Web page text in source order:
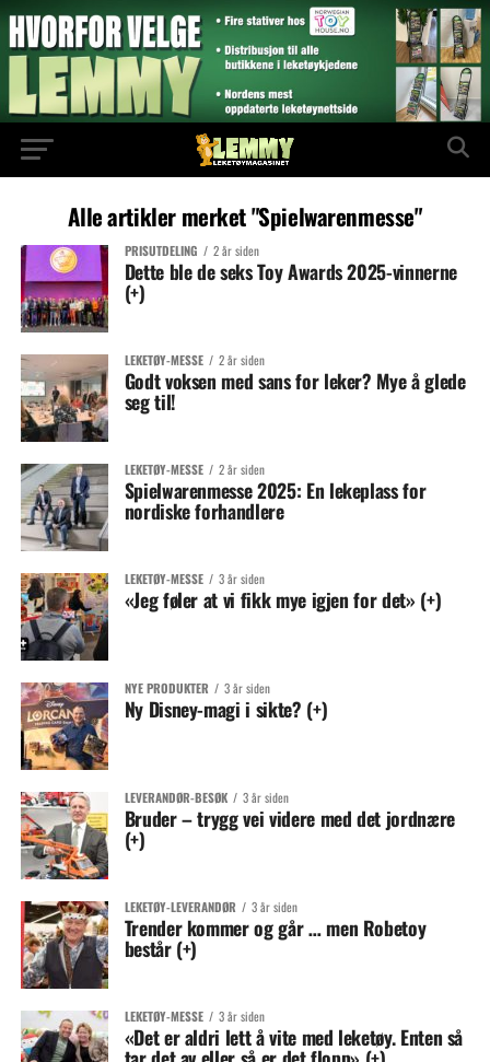
Alle artikler merket "Spielwarenmesse"
PRISUTDELING 2 år siden
Dette ble de seks Toy Awards 2025-vinnerne
(+)
LEKETØY-MESSE 2 år siden
Godt voksen med sans for leker? Mye å glede
seg til!
LEKETØY-MESSE 2 år siden
Spielwarenmesse 2025: En lekeplass for
nordiske forhandlere
LEKETØY-MESSE 3 år siden
«Jeg føler at vi fikk mye igjen for det» (+)
NYE PRODUKTER 3 år siden
Ny Disney-magi i sikte? (+)
LEVERANDØR-BESØK 3 år siden
Bruder – trygg vei videre med det jordnære
(+)
LEKETØY-LEVERANDØR 3 år siden
Trender kommer og går … men Robetoy
består (+)
LEKETØY-MESSE 3 år siden
«Det er aldri lett å vite med leketøy. Enten så